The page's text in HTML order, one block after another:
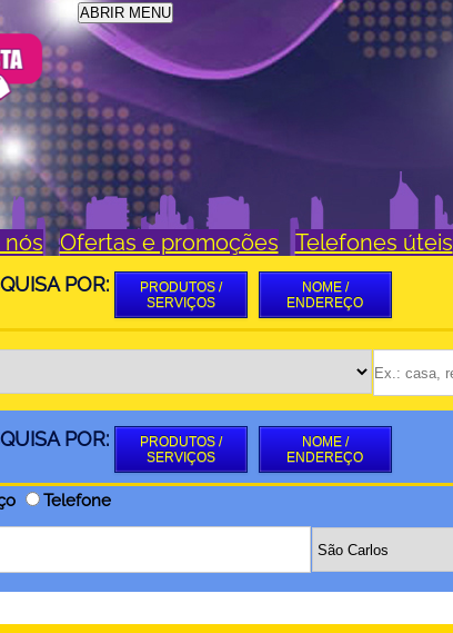
ABRIR MENU
nós Ofertas e promoções Telefones úteis
POR:
PRODUTOS /
SERVIÇOS
NOME /
ENDEREÇO
POR:
PRODUTOS /
SERVIÇOS
NOME /
ENDEREÇO
Telefone